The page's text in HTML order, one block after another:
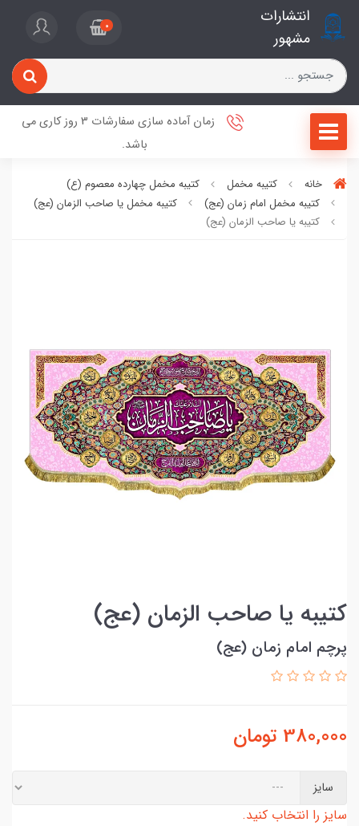
انتشارات
مشهور
0
زمان آماده سازی سفارشات 3 روز کاری می
باشد.
خانه کتیبه مخمل
کتیبه مخمل چهارده معصوم (ع)
کتیبه مخمل امام زمان (عج)
کتیبه مخمل یا صاحب الزمان (عج)
کتیبه یا صاحب الزمان (عج)
کتیبه یا صاحب الزمان (عج)
پرچم امام زمان (عج)
380,000 تومان
سایز
سایز را انتخاب کنید.